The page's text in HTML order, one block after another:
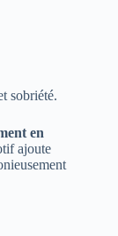
sobriété.
en
ajoute